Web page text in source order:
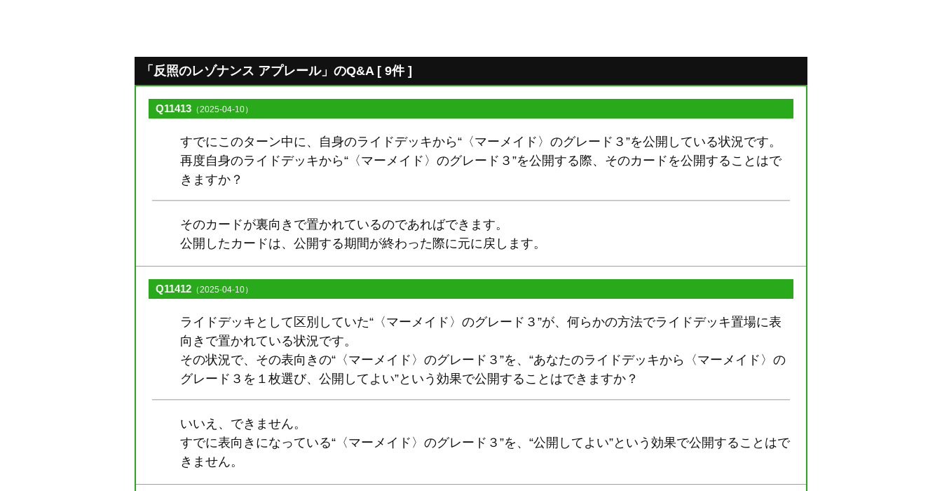
「反照のレゾナンス アプレール」のQ&A [ 9件 ]
Q11413 （2025-04-10）
すでにこのターン中に、自身のライドデッキから“〈マーメイド〉のグレード３”を公開している状況です。
再度自身のライドデッキから“〈マーメイド〉のグレード３”を公開する際、そのカードを公開することはで
きますか？
そのカードが裏向きで置かれているのであればできます。
公開したカードは、公開する期間が終わった際に元に戻します。
Q11412 （2025-04-10）
ライドデッキとして区別していた“〈マーメイド〉のグレード３”が、何らかの方法でライドデッキ置場に表
向きで置かれている状況です。
その状況で、その表向きの“〈マーメイド〉のグレード３”を、“あなたのライドデッキから〈マーメイド〉の
グレード３を１枚選び、公開してよい”という効果で公開することはできますか？
いいえ、できません。
すでに表向きになっている“〈マーメイド〉のグレード３”を、“公開してよい”という効果で公開することはで
きません。